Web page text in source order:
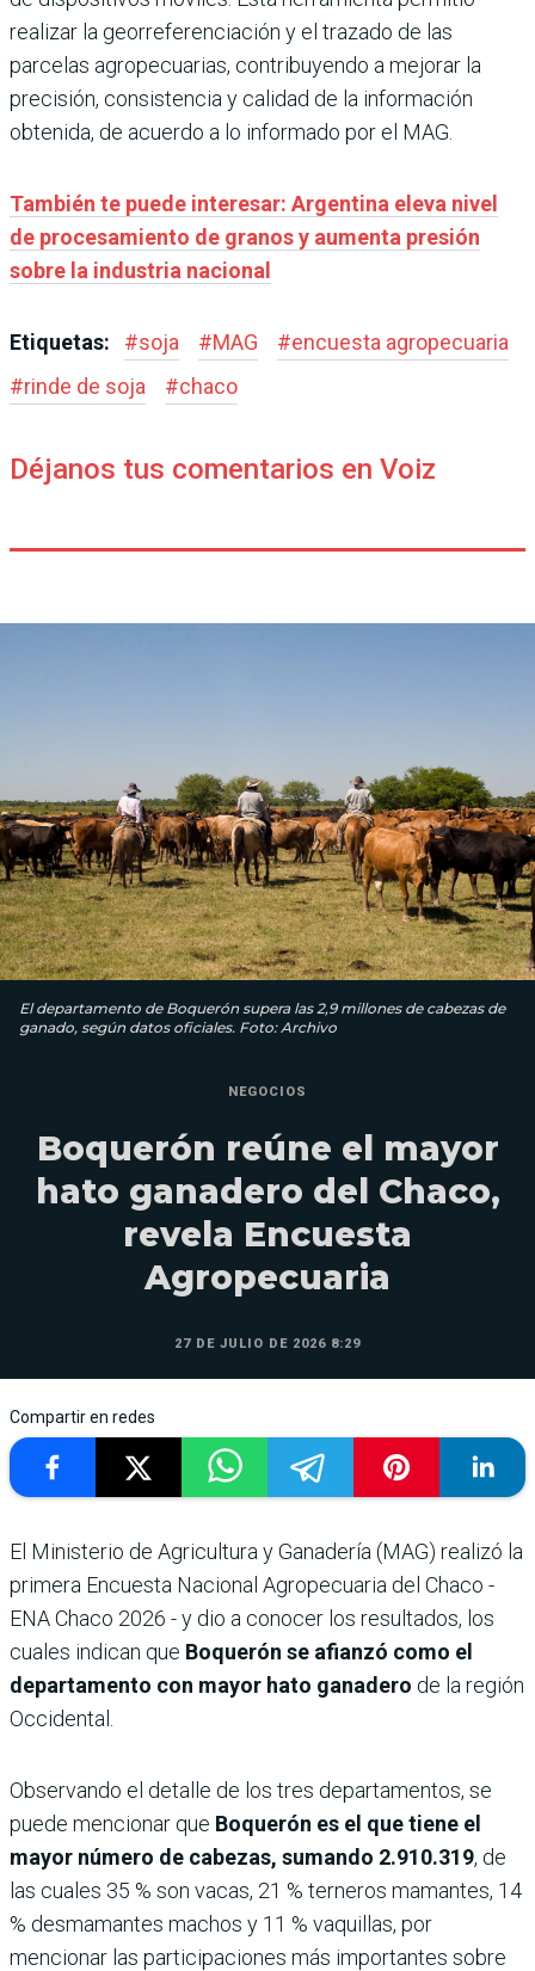
realizar la georreferenciación y el trazado de las
parcelas agropecuarias, contribuyendo a mejorar la
precisión, consistencia y calidad de la información
obtenida, de acuerdo a lo informado por el MAG.
También te puede interesar: Argentina eleva nivel
de procesamiento de granos y aumenta presión
sobre la industria nacional
Etiquetas: #soja #MAG #encuesta agropecuaria
#rinde de soja #chaco
Déjanos tus comentarios en Voiz
El departamento de Boquerón supera las 2,9 millones de cabezas de
ganado, según datos oficiales. Foto: Archivo
NEGOCIOS
Boquerón reúne el mayor
hato ganadero del Chaco,
revela Encuesta
Agropecuaria
27 DE JULIO DE 2026 8:29
Compartir en redes
El Ministerio de Agricultura y Ganadería (MAG) realizó la
primera Encuesta Nacional Agropecuaria del Chaco -
ENA Chaco 2026 - y dio a conocer los resultados, los
cuales indican que Boquerón se afianzó como el
departamento con mayor hato ganadero de la región
Occidental.
Observando el detalle de los tres departamentos, se
puede mencionar que Boquerón es el que tiene el
mayor número de cabezas, sumando 2.910.319, de
las cuales 35 % son vacas, 21 % terneros mamantes, 14
% desmamantes machos y 11 % vaquillas, por
mencionar las participaciones más importantes sobre